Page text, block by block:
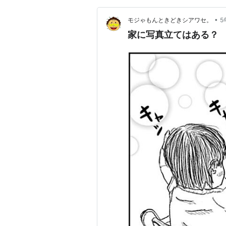
モジゃもんときどきシアワセ。 • 5
家に写真立てはある？